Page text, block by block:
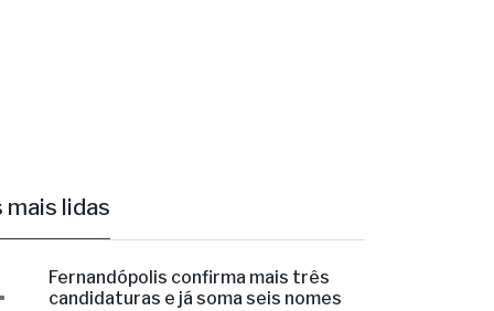
mais lidas
Fernandópolis confirma mais três
candidaturas e já soma seis nomes